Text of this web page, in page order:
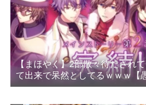
【まほやく】2部散々待たされ
て出来で呆然としてるｗｗｗ【